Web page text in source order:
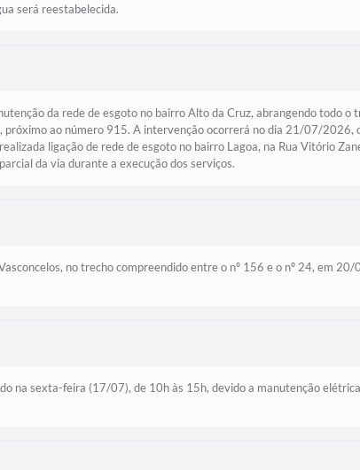
será reestabelecida.
da rede de esgoto no bairro Alto da Cruz, abrangendo todo o
ao número 915. A intervenção ocorrerá no dia 21/07/2026,
ligação de rede de esgoto no bairro Lagoa, na Rua Vitório
da via durante a execução dos serviços.
no trecho compreendido entre o nº 156 e o nº 24, em
na sexta-feira (17/07), de 10h às 15h, devido a manutenção